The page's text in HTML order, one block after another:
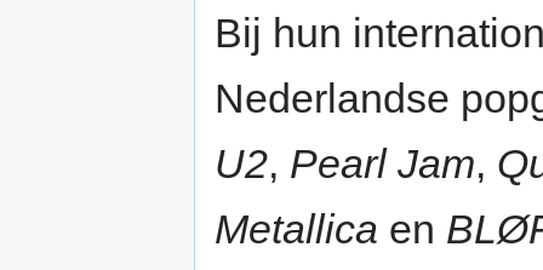
Bij hun
Nederlandse
U2, Pearl Jam,
Metallica en